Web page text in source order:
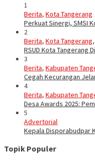
1
Berita, Kota Tangerang
Perkuat Sinergi, SMSI
2
Berita, Kota Tangerang,
RSUD Kota Tangerang
3
Berita, Kabupaten
Cegah Kecurangan
4
Berita, Kabupaten
Desa Awards 2025:
5
Advertorial
Kepala Disporabudpar
Topik Populer